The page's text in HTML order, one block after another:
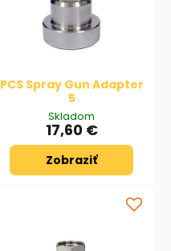
PCS Spray Gun Adapter
5
Skladom
17,60 €
Zobraziť